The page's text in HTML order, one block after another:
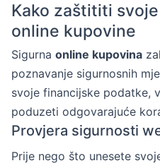
Kako zaštititi
online kupovine
Sigurna online kupovina
poznavanje sigurnosnih
svoje financijske podatke,
poduzeti odgovarajuće
Provjera sigurnosti
Prije nego što unesete